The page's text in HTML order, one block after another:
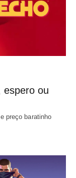
espero ou
preço baratinho